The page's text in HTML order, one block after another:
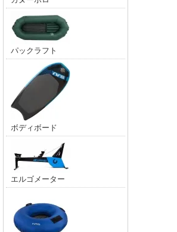
パックラフト
ボディボード
エルゴメーター